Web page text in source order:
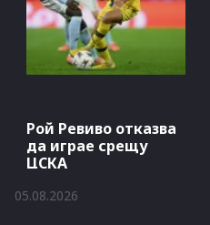
Рой Ревиво отказва
да играе срещу
ЦСКА
05.08.2026